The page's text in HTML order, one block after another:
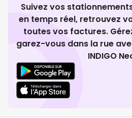
Suivez vos
en temps réel, retrouvez
toutes vos factures.
garez-vous dans la rue
INDIGO